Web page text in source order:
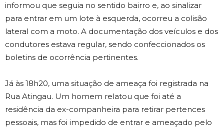
informou que seguia no sentido bairro e, ao sinalizar
para entrar em um lote à esquerda, ocorreu a colisão
lateral com a moto. A documentação dos veículos e dos
condutores estava regular, sendo confeccionados os
boletins de ocorrência pertinentes.
Já às 18h20, uma situação de ameaça foi registrada na
Rua Atingau. Um homem relatou que foi até a
residência da ex-companheira para retirar pertences
pessoais, mas foi impedido de entrar e ameaçado pelo